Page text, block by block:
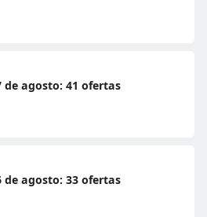
de agosto: 41 ofertas
de agosto: 33 ofertas